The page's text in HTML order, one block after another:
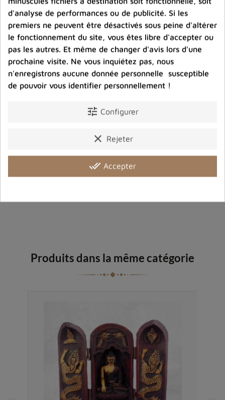
Photos contractuelles. Vous recevrez ce que vous
voyez
Port offert dès 80 € d’achat en France métropolitaine.
100 € pour la Belgique
Bijoux argent fabriqués sans émission de gaz
carbonique
Partager :
Produits dans la même catégorie
d'analyse de performances ou de publicité. Si les
premiers ne peuvent être désactivés sous peine d'altérer
le fonctionnement du site, vous êtes libre d'accepter ou
pas les autres. Et même de changer d'avis lors d'une
prochaine visite. Ne vous inquiétez pas, nous
n'enregistrons aucune donnée personnelle susceptible
de pouvoir vous identifier personnellement !
tune Configurer
clear Rejeter
done_all Accepter